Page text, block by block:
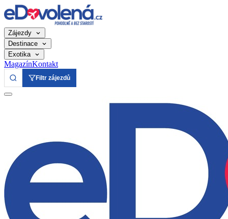
Zájezdy
Destinace
Exotika
MagazínKontakt
Filtr zájezdů